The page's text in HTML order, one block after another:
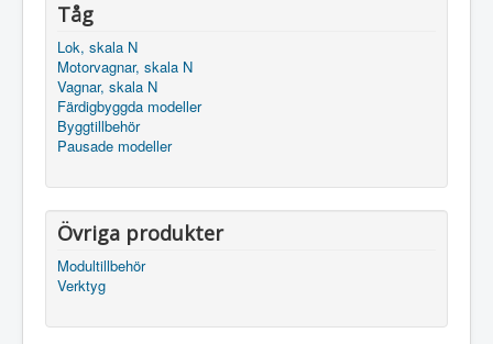
Tåg
Lok, skala N
Motorvagnar, skala N
Vagnar, skala N
Färdigbyggda modeller
Byggtillbehör
Pausade modeller
Övriga produkter
Modultillbehör
Verktyg